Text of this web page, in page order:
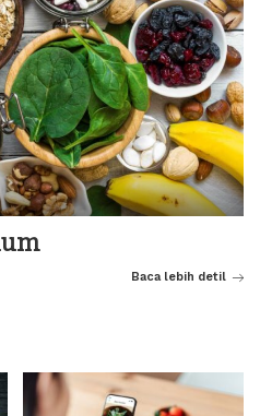
Baca lebih detil